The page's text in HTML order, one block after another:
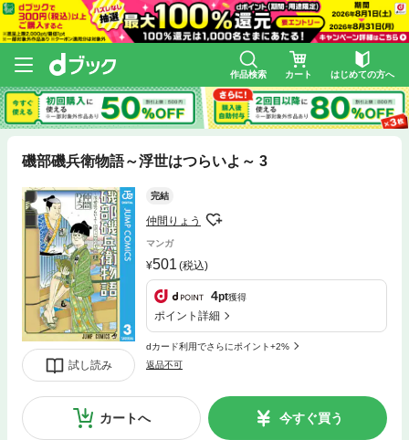
作品検索 カート はじめての方へ
磯部磯兵衛物語～浮世はつらいよ～ 3
試し読み
完結
仲間りょう
マンガ
501 (税込)
4pt獲得
ポイント詳細
dカード利用でさらにポイント+2%
返品不可
カートへ 今すぐ買う